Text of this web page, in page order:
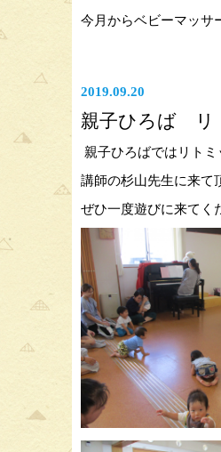
今月からベビーマッサ
2019.09.20
親子ひろば リ
親子ひろばではリト
講師の杉山先生に来て
ぜひ一度遊びに来てく